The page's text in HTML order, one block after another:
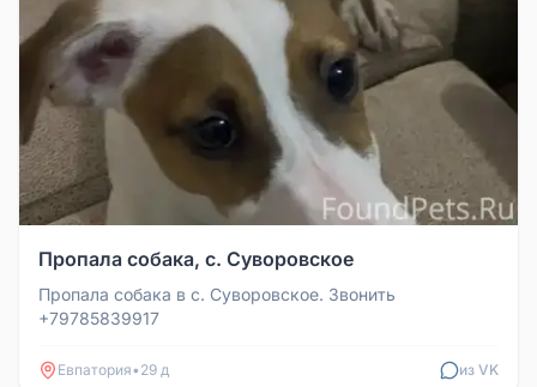
Пропала собака, с. Суворовское
Пропала собака в с. Суворовское. Звонить
+79785839917
Евпатория• 29 д из VK